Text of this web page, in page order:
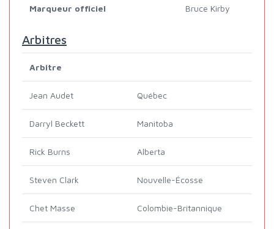
Marqueur officiel Bruce Kirby
Arbitres
Arbitre
Jean Audet Québec
Darryl Beckett Manitoba
Rick Burns Alberta
Steven Clark Nouvelle-Écosse
Chet Masse Colombie-Britannique